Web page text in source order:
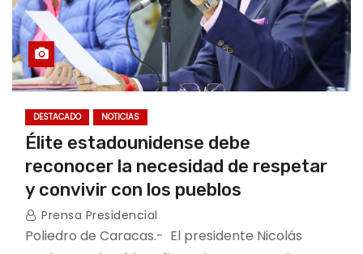
DESTACADO NOTICIAS
Élite estadounidense debe
reconocer la necesidad de respetar
y convivir con los pueblos
Prensa Presidencial
Poliedro de Caracas.- El presidente Nicolás